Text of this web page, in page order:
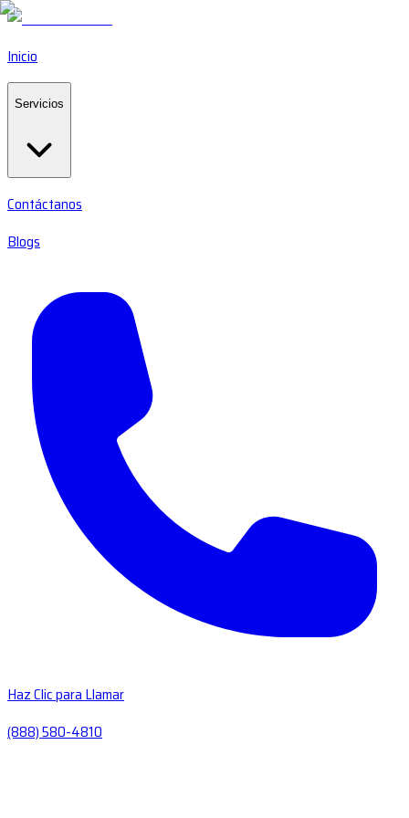
Inicio
Servicios
Contáctanos
Blogs
Haz Clic para Llamar
(888) 580-4810